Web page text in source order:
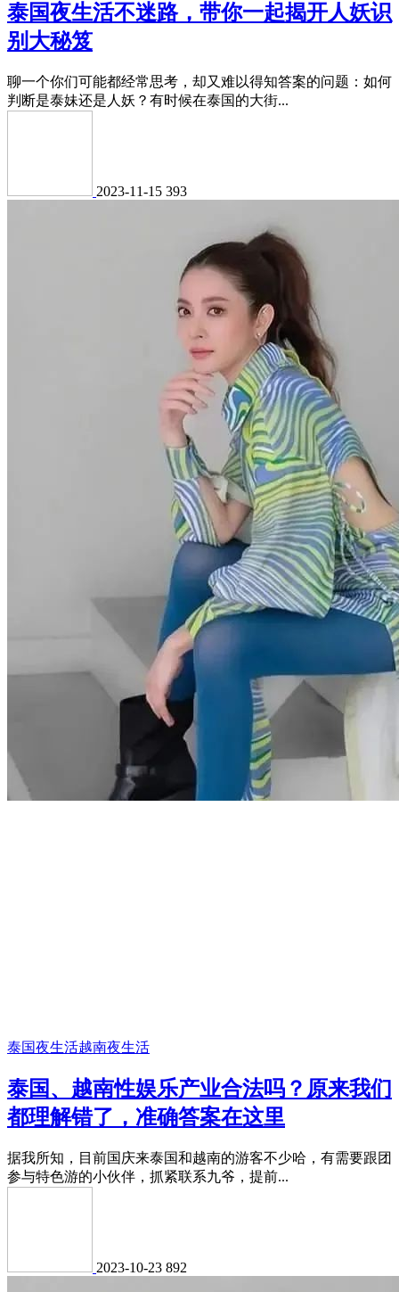
泰国夜生活不迷路，带你一起揭开人妖识
别大秘笈
聊一个你们可能都经常思考，却又难以得知答案的问题：如何
判断是泰妹还是人妖？有时候在泰国的大街...
2023-11-15 393
泰国夜生活越南夜生活
泰国、越南性娱乐产业合法吗？原来我们
都理解错了，准确答案在这里
据我所知，目前国庆来泰国和越南的游客不少哈，有需要跟团
参与特色游的小伙伴，抓紧联系九爷，提前...
2023-10-23 892